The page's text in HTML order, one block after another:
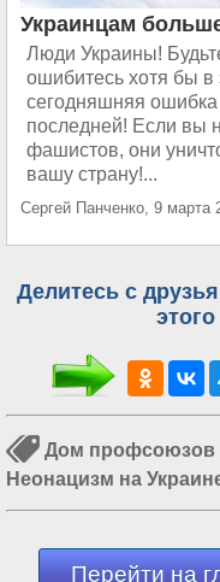
Украинцам
Люди Украины!
ошибитесь хотя бы в
сегодняшняя ошибка
последней! Если вы
фашистов, они
вашу страну!...
Сергей Панченко, 9 марта
Делитесь с
Дом профсоюзов
Неонацизм на
События на Украине
Перейти на